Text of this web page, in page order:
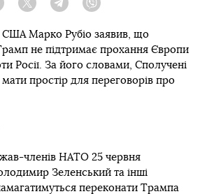
Facebook Twitter Telegram
США Марко Рубіо заявив, що
не підтримає прохання Європи
Росії. За його словами, Сполучені
простір для переговорів про
членів НАТО 25 червня
Зеленський та інші
переконати Трампа